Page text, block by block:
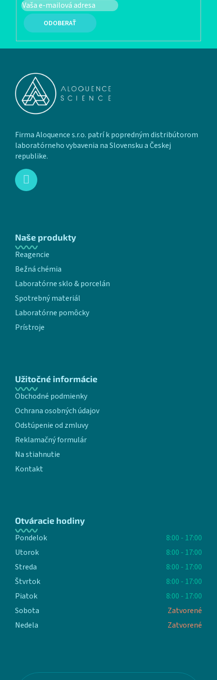
PRIHLÁSIŤ SA
Firma Aloquence s.r.o. patrí k popredným distribútorom
laboratórneho vybavenia na Slovensku a Českej
republike.
Naše produkty
Reagencie
Bežná chémia
Laboratórne sklo & porcelán
Spotrebný materiál
Laboratórne pomôcky
Prístroje
Užitočné informácie
Obchodné podmienky
Ochrana osobných údajov
Odstúpenie od zmluvy
Reklamačný formulár
Na stiahnutie
Kontakt
Otváracie hodiny
Pondelok
8:00 - 17:00
Utorok
8:00 - 17:00
Streda
8:00 - 17:00
Štvrtok
8:00 - 17:00
Piatok
8:00 - 17:00
Sobota
Zatvorené
Nedela
Zatvorené